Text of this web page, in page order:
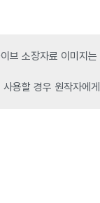
브 소장자료 이미지
사용할 경우 원작자에